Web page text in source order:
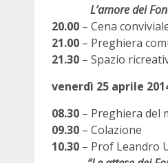
L’amore dei
20.00 – Cena
21.00 – Preghiera
21.30 – Spazio
venerdì 25 aprile
08.30 – Preghiera del
09.30 – Colazione
10.30 – Prof Leandro